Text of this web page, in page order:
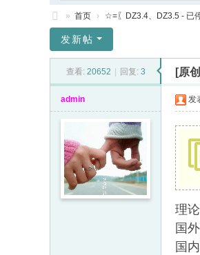
秀
» 首页 › ☆=〖DZ3.4、DZ3.5 - 已
发新帖
查看: 20652 回复: 3 [原
admin 发
理
国外
国